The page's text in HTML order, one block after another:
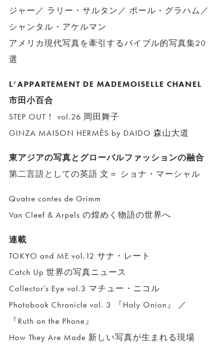
ジャー／ ラリー・サルタン／ ポール・グラハム／
シャンタル・アケルマン
アメリカ現代写真を牽引するバイブル的写真集20
選
L’APPARTEMENT DE MADEMOISELLE CHANEL
市田小百合
STEP OUT！ vol.26 岡田舞子
GINZA MAISON HERMÈS by DAIDO 森山大道
東アジアの写真とグローバルファッションの融合
第二言語としての英語 文＝ ショナ・マーシャル
Quatre contes de Grimm
Van Cleef & Arpels の煌めく物語の世界へ
連載
TOKYO and ME vol.12 サナ・レート
Catch Up 世界の写真ニュース
Collector’s Eye vol.3 マチュー・ニコル
Photobook Chronicle vol. 3 『Holy Onion』 ／
『Ruth on the Phone』
How They Are Made 新しい写真が生まれる現場